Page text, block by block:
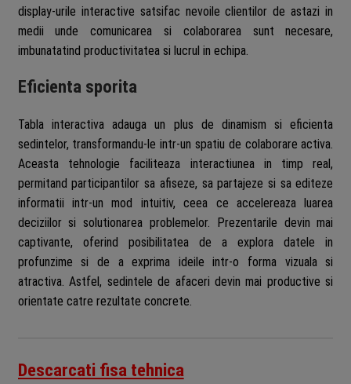
display-urile interactive satsifac nevoile clientilor de astazi in
medii unde comunicarea si colaborarea sunt necesare,
imbunatatind productivitatea si lucrul in echipa.
Eficienta sporita
Tabla interactiva adauga un plus de dinamism si eficienta
sedintelor, transformandu-le intr-un spatiu de colaborare activa.
Aceasta tehnologie faciliteaza interactiunea in timp real,
permitand participantilor sa afiseze, sa partajeze si sa editeze
informatii intr-un mod intuitiv, ceea ce accelereaza luarea
deciziilor si solutionarea problemelor. Prezentarile devin mai
captivante, oferind posibilitatea de a explora datele in
profunzime si de a exprima ideile intr-o forma vizuala si
atractiva. Astfel, sedintele de afaceri devin mai productive si
orientate catre rezultate concrete.
Descarcati fisa tehnica